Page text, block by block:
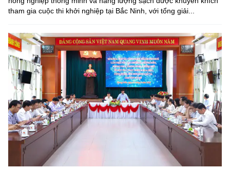
tham gia cuộc thi khởi nghiệp tại Bắc Ninh, với tổng giải...